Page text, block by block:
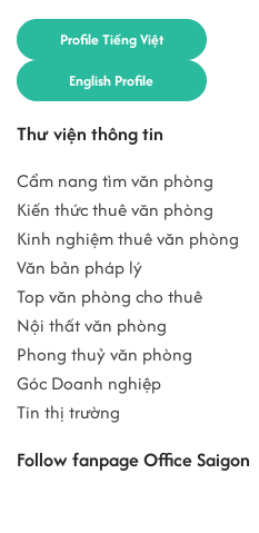
Profile Tiếng Việt
English Profile
Thư viện thông tin
Cẩm nang tìm văn phòng
Kiến thức thuê văn phòng
Kinh nghiệm thuê văn phòng
Văn bản pháp lý
Top văn phòng cho thuê
Nội thất văn phòng
Phong thuỷ văn phòng
Góc Doanh nghiệp
Tin thị trường
Follow fanpage Office Saigon